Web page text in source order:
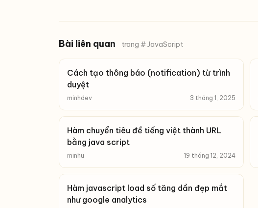
Bài liên quan trong # JavaScript
Cách tạo thông báo (notification) từ trình
duyệt
minhdev 3 tháng 1, 2025
Hàm chuyển tiêu đề tiếng việt thành URL
bằng java script
minhu 19 tháng 12, 2024
Hàm javascript load số tăng dần đẹp mắt
như google analytics